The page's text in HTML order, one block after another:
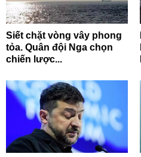
Siết chặt vòng vây phong
tỏa. Quân đội Nga chọn
chiến lược...